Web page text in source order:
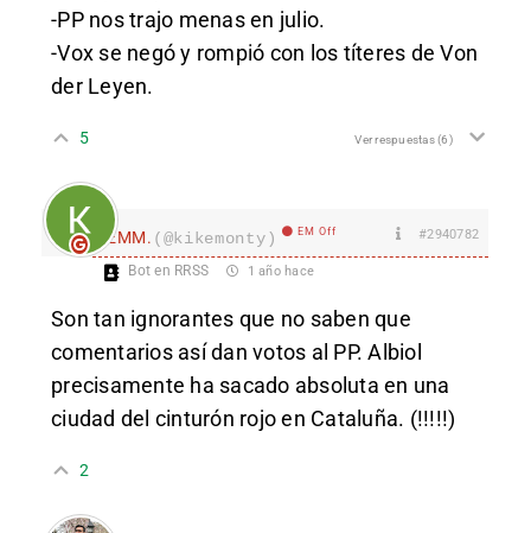
-PP nos trajo menas en julio.
-Vox se negó y rompió con los títeres de Von
der Leyen.
5 Ver respuestas(6)
EMM. (@kikemonty) EM Off #2940782
Bot en RRSS 1 año hace
Son tan ignorantes que no saben que
comentarios así dan votos al PP. Albiol
precisamente ha sacado absoluta en una
ciudad del cinturón rojo en Cataluña. (!!!!!)
2